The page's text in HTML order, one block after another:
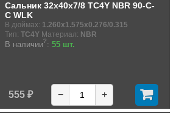
Сальник 32x40x7/8 TC4Y NBR 90-C-
C WLK
В дюймах: 1.260x1.575x0.276/0.315
Тип: TC4Y Материал: NBR
В наличии?: 55 шт.
555 ₽ − +